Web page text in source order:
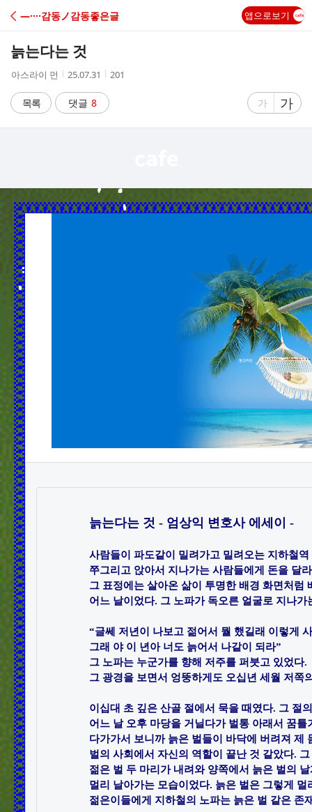
C
―····감동ノ감동좋은글 앱으로보기
늙는다는 것
작
자
아스라이 먼
작
시
간
25.07.31
조
201
목록 댓글 8
글
작
게
가
글
자
크
게
가
늙는다는 것 - 엄상익 변호사 에세이 -
사람들이 파도같이 밀려가고 밀려오는 지하철
쭈그리고 앉아서 지나가는 사람들에게 돈을 달
그 표정에는 살아온 삶이 투명한 배경 화면처럼
어느 날이었다. 그 노파가 독오른 얼굴로 지나가
“글쎄 저년이 나보고 젊어서 뭘 했길래 이렇게
그래 야 이 년아 너도 늙어서 나같이 되라”​
그 노파는 누군가를 향해 저주를 퍼붓고 있었다. ​
그 광경을 보면서 엉뚱하게도 오십년 세월 저쪽
이십대 초 깊은 산골 절에서 묵을 때였다. 그 절
어느 날 오후 마당을 거닐다가 벌통 아래서 꿈틀
다가가서 보니까 늙은 벌들이 바닥에 버려져 제
벌의 사회에서 자신의 역할이 끝난 것 같았다.
젊은 벌 두 마리가 내려와 양쪽에서 늙은 벌의
멀리 날아가는 모습이었다. 늙은 벌은 그렇게 멀
젊은이들에게 지하철의 노파는 늙은 벌 같은 존